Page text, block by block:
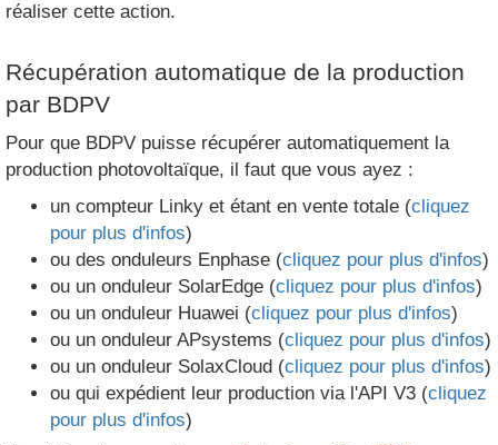
réaliser cette action.
Récupération automatique de la production
par BDPV
Pour que BDPV puisse récupérer automatiquement la
production photovoltaïque, il faut que vous ayez :
un compteur Linky et étant en vente totale (cliquez
pour plus d'infos)
ou des onduleurs Enphase (cliquez pour plus d'infos)
ou un onduleur SolarEdge (cliquez pour plus d'infos)
ou un onduleur Huawei (cliquez pour plus d'infos)
ou un onduleur APsystems (cliquez pour plus d'infos)
ou un onduleur SolaxCloud (cliquez pour plus d'infos)
ou qui expédient leur production via l'API V3 (cliquez
pour plus d'infos)